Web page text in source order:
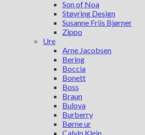
Son of Noa
Støvring Design
Susanne Friis Bjørner
Zippo
Ure
Arne Jacobsen
Bering
Boccia
Bonett
Boss
Braun
Bulova
Burberry
Børne ur
Calvin Klein